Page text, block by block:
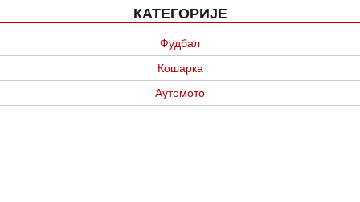
КАТЕГОРИЈЕ
Фудбал
Кошарка
Аутомото